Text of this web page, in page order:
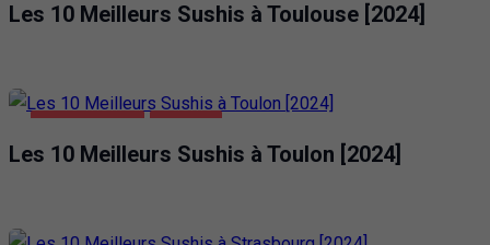
Les 10 Meilleurs Sushis à Toulouse [2024]
Les 10 Meilleurs Sushis à Toulon [2024]